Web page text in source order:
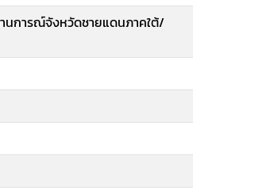
นการณ์จังหวัดชายแดนภาคใต้/